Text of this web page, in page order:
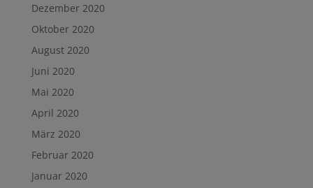
Dezember 2020
Oktober 2020
August 2020
Juni 2020
Mai 2020
April 2020
März 2020
Februar 2020
Januar 2020